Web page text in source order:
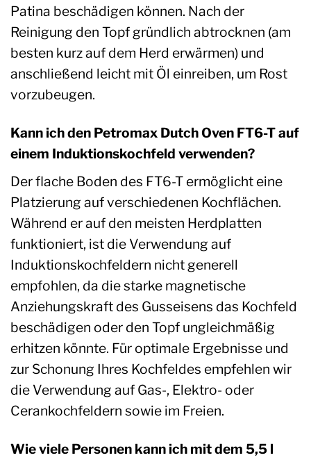
Patina beschädigen können. Nach der
Reinigung den Topf gründlich abtrocknen (am
besten kurz auf dem Herd erwärmen) und
anschließend leicht mit Öl einreiben, um Rost
vorzubeugen.
Kann ich den Petromax Dutch Oven FT6-T auf
einem Induktionskochfeld verwenden?
Der flache Boden des FT6-T ermöglicht eine
Platzierung auf verschiedenen Kochflächen.
Während er auf den meisten Herdplatten
funktioniert, ist die Verwendung auf
Induktionskochfeldern nicht generell
empfohlen, da die starke magnetische
Anziehungskraft des Gusseisens das Kochfeld
beschädigen oder den Topf ungleichmäßig
erhitzen könnte. Für optimale Ergebnisse und
zur Schonung Ihres Kochfeldes empfehlen wir
die Verwendung auf Gas-, Elektro- oder
Cerankochfeldern sowie im Freien.
Wie viele Personen kann ich mit dem 5,5 l